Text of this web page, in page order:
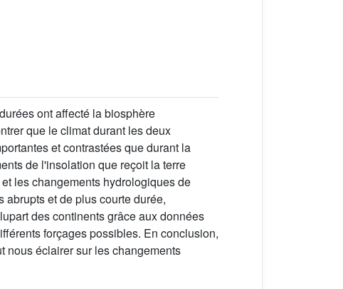
ont affecté la biosphère
que le climat durant les deux
et contrastées que durant la
de l'insolation que reçoit la terre
les changements hydrologiques de
et de plus courte durée,
des continents grâce aux données
forçages possibles. En conclusion,
nous éclairer sur les changements